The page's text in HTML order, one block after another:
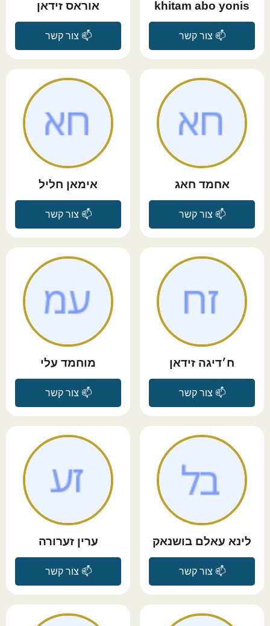
khitam abo yonis
📫 צור קשר
אוראס זידאן
📫 צור קשר
אחמד חאג
📫 צור קשר
אימאן חליל
📫 צור קשר
ח׳דיגה זידאן
📫 צור קשר
מוחמד עלי
📫 צור קשר
לינא עאלם בושנאק
📫 צור קשר
ערין זערורה
📫 צור קשר